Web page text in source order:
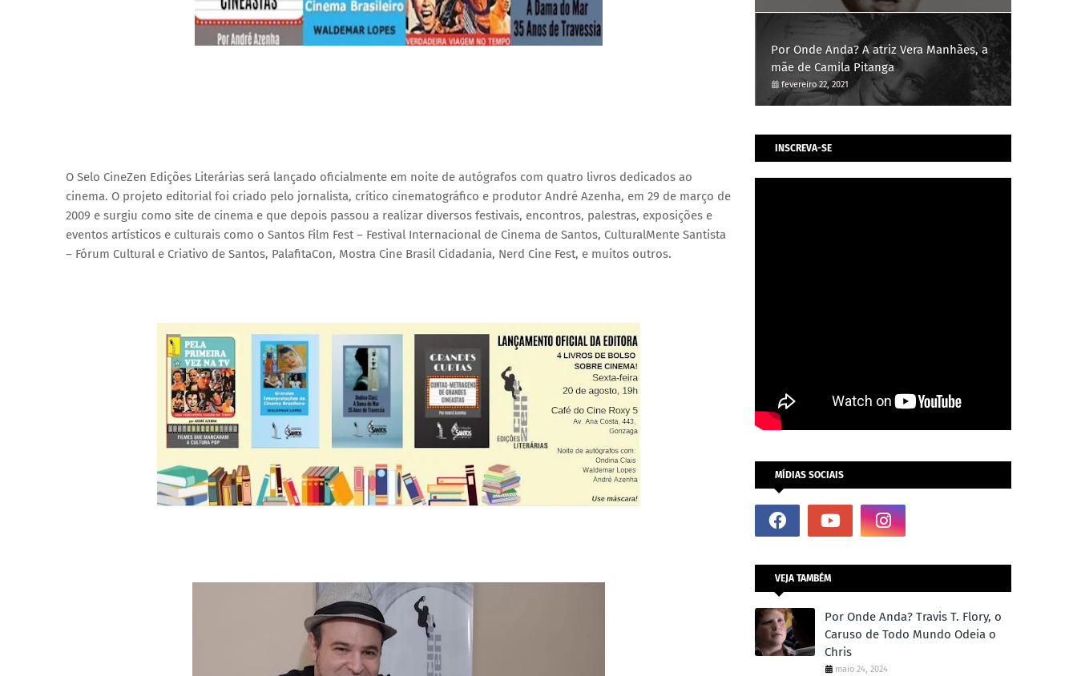
O Selo CineZen Edições Literárias será lançado oficialmente em noite de autógrafos com quatro livros dedicados ao
cinema. O projeto editorial foi criado pelo jornalista, crítico cinematográfico e produtor André Azenha, em 29 de março de
2009 e surgiu como site de cinema e que depois passou a realizar diversos festivais, encontros, palestras, exposições e
eventos artísticos e culturais como o Santos Film Fest – Festival Internacional de Cinema de Santos, CulturalMente Santista
– Fórum Cultural e Criativo de Santos, PalafitaCon, Mostra Cine Brasil Cidadania, Nerd Cine Fest, e muitos outros.
Por Onde Anda? A atriz Vera Manhães, a
mãe de Camila Pitanga
fevereiro 22, 2021
INSCREVA-SE
MÍDIAS SOCIAIS
VEJA TAMBÉM
Por Onde Anda? Travis T. Flory, o
Caruso de Todo Mundo Odeia o
Chris
maio 24, 2024